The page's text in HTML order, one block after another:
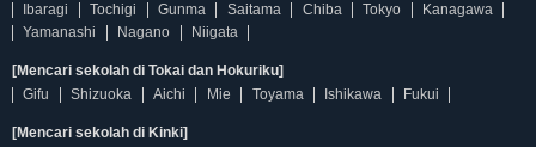
Ibaragi
Tochigi Gunma Saitama Chiba Tokyo
Kanagawa
Yamanashi
Nagano Niigata
[Mencari sekolah di Tokai dan Hokuriku]
Gifu
Shizuoka Aichi Mie Toyama Ishikawa Fukui
[Mencari sekolah di Kinki]